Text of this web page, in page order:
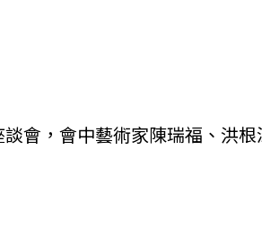
會，會中藝術家陳瑞福、洪